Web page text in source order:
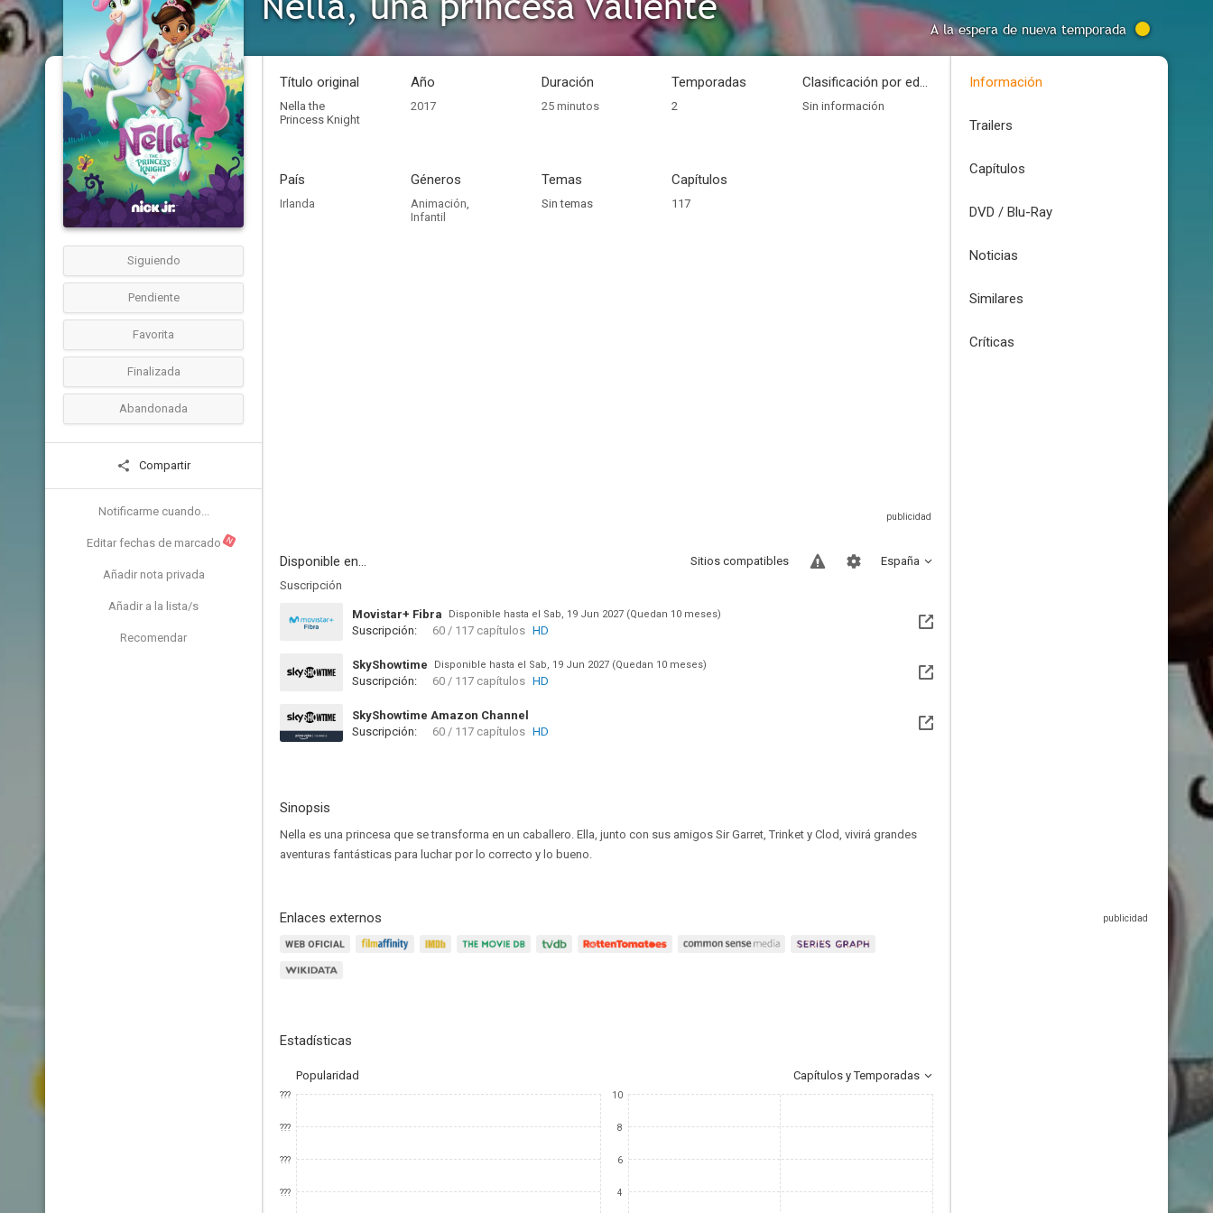
A la espera de nueva temporada
Siguiendo
Pendiente
Favorita
Finalizada
Abandonada
Compartir
Notificarme cuando...
Editar fechas de marcado N
Añadir nota privada
Añadir a la lista/s
Recomendar
Título original
Nella the
Princess Knight
Año
2017
Duración
25 minutos
Temporadas
2
Clasificación por edades
Sin información
País
Irlanda
Géneros
Animación,
Infantil
Temas
Sin temas
Capítulos
117
Disponible en... España
Sitios compatibles
Suscripción
Movistar+ Fibra Disponible hasta el Sab, 19 Jun 2027 (Quedan 10 meses)
Suscripción: 60 / 117 capítulos HD
SkyShowtime Disponible hasta el Sab, 19 Jun 2027 (Quedan 10 meses)
Suscripción: 60 / 117 capítulos HD
SkyShowtime Amazon Channel
Suscripción:
60 / 117 capítulos HD
Sinopsis
Nella es una princesa que se transforma en un caballero. Ella, junto con sus amigos Sir Garret, Trinket y Clod, vivirá grandes
aventuras fantásticas para luchar por lo correcto y lo bueno.
Enlaces externos
Estadísticas
Popularidad Capítulos y Temporadas
???
???
???
???
10
8
6
4
Información
Trailers
Capítulos
DVD / Blu-Ray
Noticias
Similares
Críticas